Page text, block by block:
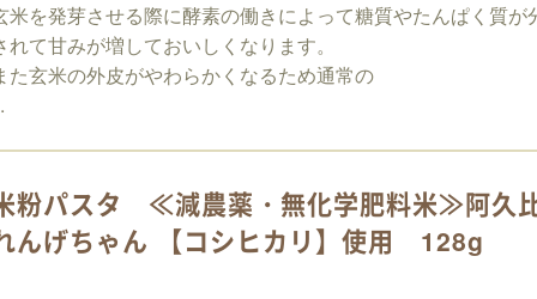
米を発芽させる際に酵素の働きによって糖質やたんぱく質が
れて甘みが増しておいしくなります。
た玄米の外皮がやわらかくなるため通常の
粉パスタ ≪減農薬・無化学肥料米≫阿久
んげちゃん 【コシヒカリ】使用 128g